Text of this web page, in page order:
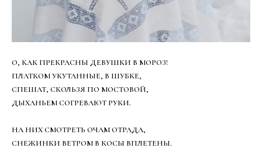
О, КАК ПРЕКРАСНЫ ДЕВУШКИ В МОРОЗ!
ПЛАТКОМ УКУТАННЫЕ, В ШУБКЕ,
СПЕШАТ, СКОЛЬЗЯ ПО МОСТОВОЙ,
ДЫХАНЬЕМ СОГРЕВАЮТ РУКИ.
НА НИХ СМОТРЕТЬ ОЧАМ ОТРАДА,
СНЕЖИНКИ ВЕТРОМ В КОСЫ ВПЛЕТЕНЫ.